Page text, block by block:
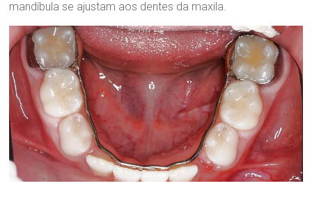
ó
g
i
c
D
r
a
.
S
a
n
mandíbula se ajustam aos dentes da maxila.